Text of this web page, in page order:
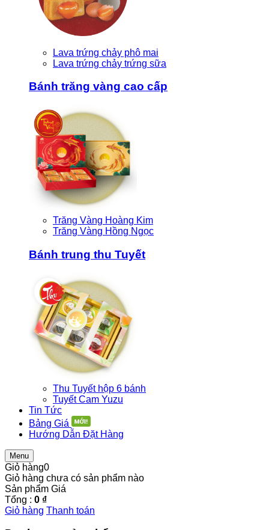
Lava trứng chảy phô mai
Lava trứng chảy trứng sữa
Bánh trăng vàng cao cấp
Trăng Vàng Hoàng Kim
Trăng Vàng Hồng Ngọc
Bánh trung thu Tuyết
Thu Tuyết hộp 6 bánh
Tuyết Cam Yuzu
Tin Tức
Bảng Giá
Hướng Dẫn Đặt Hàng
Menu
Giỏ hàng0
Giỏ hàng chưa có sản phẩm nào
Sản phẩm Giá
Tổng : 0 ₫
Giỏ hàng Thanh toán